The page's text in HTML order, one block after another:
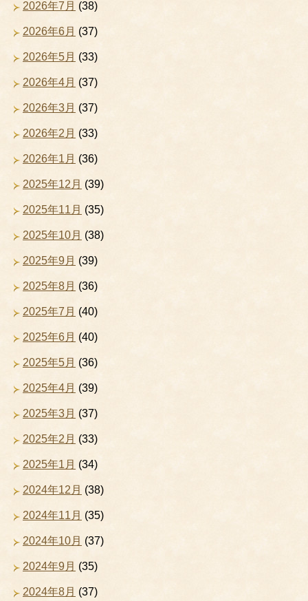
2026年7月 (38)
2026年6月 (37)
2026年5月 (33)
2026年4月 (37)
2026年3月 (37)
2026年2月 (33)
2026年1月 (36)
2025年12月 (39)
2025年11月 (35)
2025年10月 (38)
2025年9月 (39)
2025年8月 (36)
2025年7月 (40)
2025年6月 (40)
2025年5月 (36)
2025年4月 (39)
2025年3月 (37)
2025年2月 (33)
2025年1月 (34)
2024年12月 (38)
2024年11月 (35)
2024年10月 (37)
2024年9月 (35)
2024年8月 (37)